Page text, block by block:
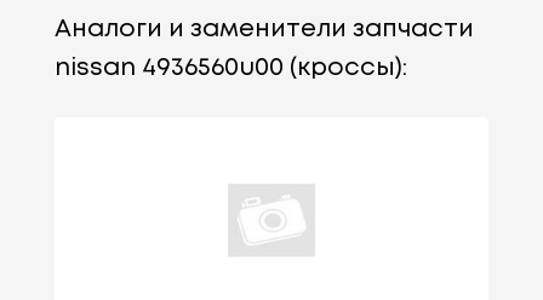
Аналоги и заменители запчасти
nissan 4936560u00 (кроссы):